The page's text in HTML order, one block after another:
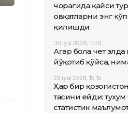
чорагида қайси
овқатларни энг
қилишди
30 iyul 2026, 11:10
Агар бола чет
йўқотиб қўйса,
29 iyul 2026, 15:15
Ҳар бир
тасини ейди:
статистик